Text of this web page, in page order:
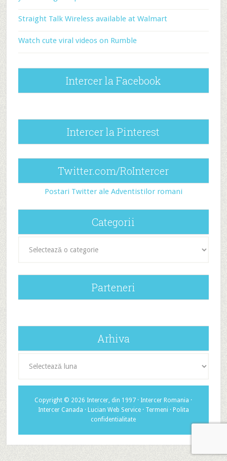
Straight Talk Wireless available at Walmart
Watch cute viral videos on Rumble
Intercer la Facebook
Intercer la Pinterest
Twitter.com/RoIntercer
Postari Twitter ale Adventistilor romani
Categorii
Parteneri
Arhiva
Copyright © 2026 Intercer, din 1997 · Intercer Romania ·
Intercer Canada · Lucian Web Service· Termeni · Polita
confidentialitate